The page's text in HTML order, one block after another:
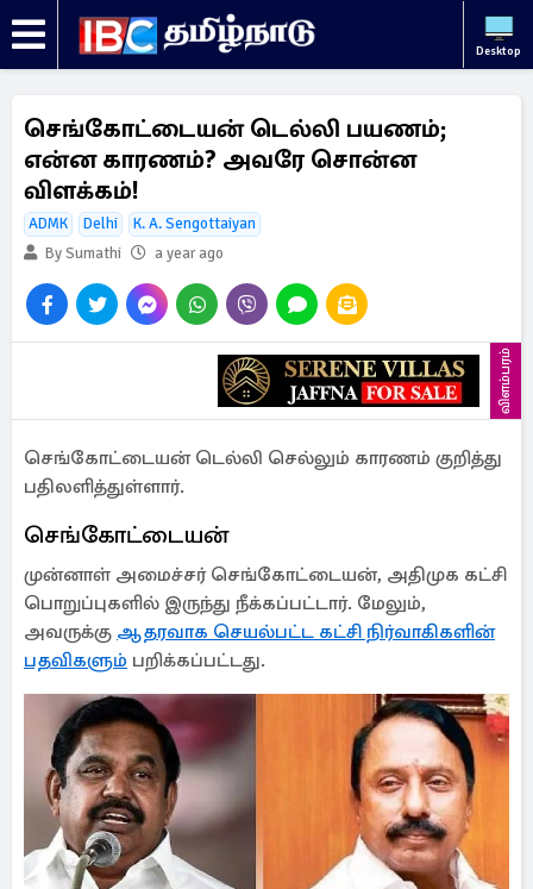
Desktop
செங்கோட்டையன் டெல்லி பயணம்;
என்ன காரணம்? அவரே சொன்ன
விளக்கம்!
ADMK Delhi
K. A. Sengottaiyan
By Sumathi
a year ago
விளம்பரம்
செங்கோட்டையன் டெல்லி செல்லும் காரணம் குறித்து
பதிலளித்துள்ளார்.
செங்கோட்டையன்
முன்னாள் அமைச்சர் செங்கோட்டையன், அதிமுக கட்சி
பொறுப்புகளில் இருந்து நீக்கப்பட்டார். மேலும்,
அவருக்கு ஆதரவாக செயல்பட்ட கட்சி நிர்வாகிகளின்
பதவிகளும் பறிக்கப்பட்டது.